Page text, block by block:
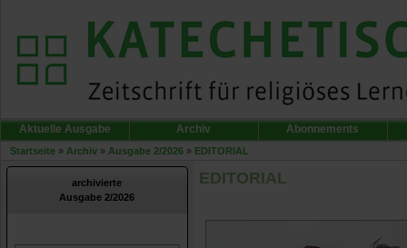
Aktuelle Ausgabe Archiv Abonnements
Startseite » Archiv » Ausgabe 2/2026 » EDITORIAL
archivierte
Ausgabe 2/2026
EDITORIAL